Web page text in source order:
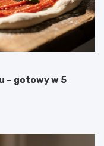
– gotowy w 5